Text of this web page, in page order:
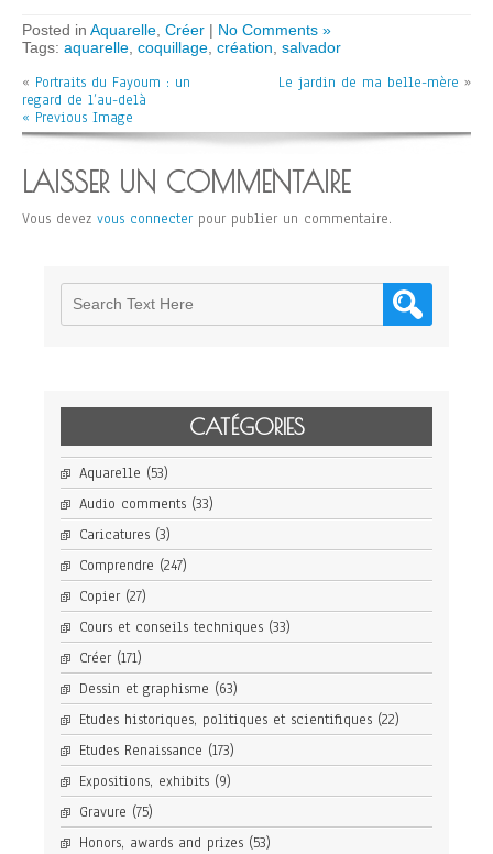
Posted in Aquarelle Créer | No Comments »
Tags: aquarelle coquillage création salvador
« Portraits du Fayoum : un
regard de l’au-delà
Le jardin de ma belle-mère »
« Previous Image
LAISSER UN COMMENTAIRE
Vous devez vous connecter pour publier un commentaire.
CATÉGORIES
Aquarelle (53)
Audio comments (33)
Caricatures (3)
Comprendre (247)
Copier (27)
Cours et conseils techniques (33)
Créer (171)
Dessin et graphisme (63)
Etudes historiques, politiques et scientifiques (22)
Etudes Renaissance (173)
Expositions, exhibits (9)
Gravure (75)
Honors, awards and prizes (53)